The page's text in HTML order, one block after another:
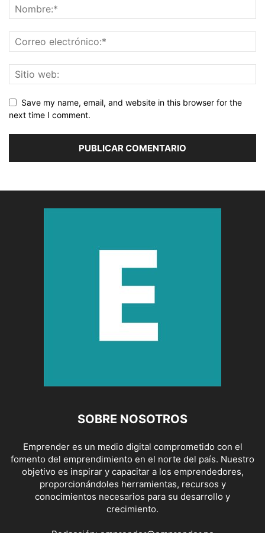
Save my name, email, and website in this browser for the
next time I comment.
SOBRE NOSOTROS
Emprender es un medio digital comprometido con el
fomento del emprendimiento en el norte del país. Nuestro
objetivo es inspirar y capacitar a los emprendedores,
proporcionándoles herramientas, recursos y
conocimientos necesarios para su desarrollo y
crecimiento.